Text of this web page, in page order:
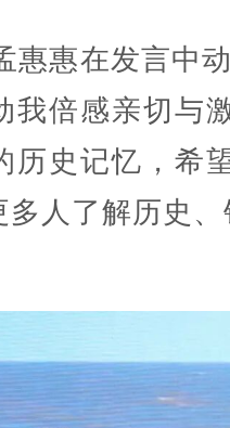
惠惠在发言中
我倍感亲切与
历史记忆，希
人了解历史